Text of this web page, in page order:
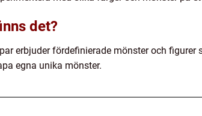
det?
erbjuder fördefinierade mönster och
egna unika mönster.